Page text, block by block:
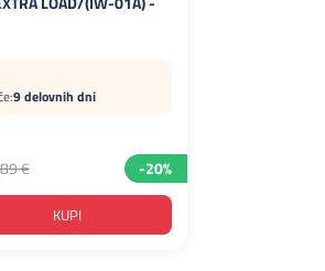
9 delovnih dni
€ -20%